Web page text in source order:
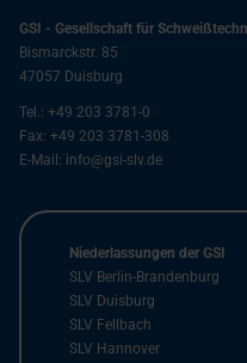
GSI - Gesellschaft für
Bismarckstr. 85
47057 Duisburg
Tel.: +49 203 3781-0
Fax: +49 203 3781-308
E-Mail: info@gsi-slv.de
Niederlassungen der GSI
SLV Berlin-Brandenburg
SLV Duisburg
SLV Fellbach
SLV Hannover